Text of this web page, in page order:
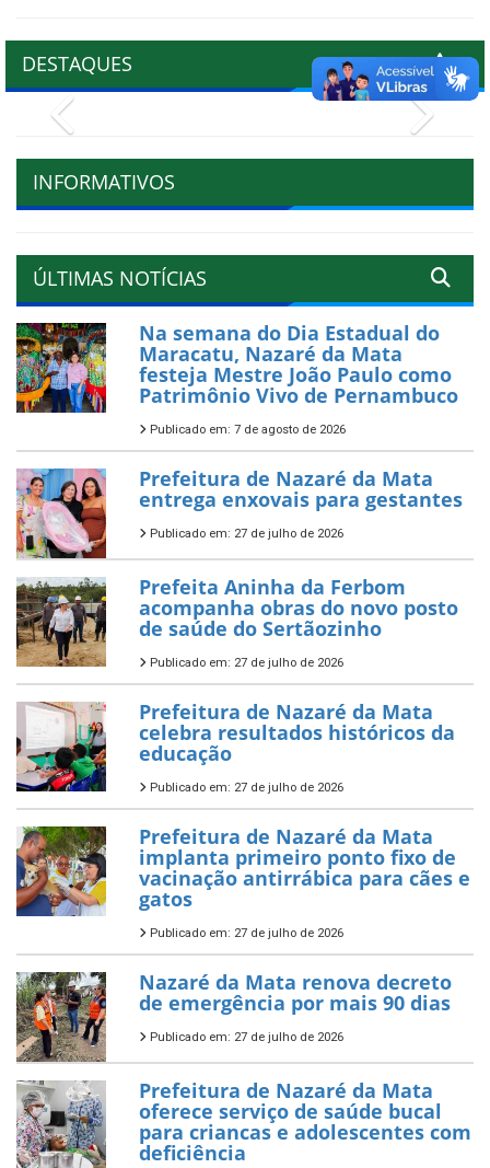
DESTAQUES
Next
INFORMATIVOS
ÚLTIMAS NOTÍCIAS
Na semana do Dia Estadual do
Maracatu, Nazaré da Mata
festeja Mestre João Paulo como
Patrimônio Vivo de Pernambuco
Publicado em: 7 de agosto de 2026
Prefeitura de Nazaré da Mata
entrega enxovais para gestantes
Publicado em: 27 de julho de 2026
Prefeita Aninha da Ferbom
acompanha obras do novo posto
de saúde do Sertãozinho
Publicado em: 27 de julho de 2026
Prefeitura de Nazaré da Mata
celebra resultados históricos da
educação
Publicado em: 27 de julho de 2026
Prefeitura de Nazaré da Mata
implanta primeiro ponto fixo de
vacinação antirrábica para cães e
gatos
Publicado em: 27 de julho de 2026
Nazaré da Mata renova decreto
de emergência por mais 90 dias
Publicado em: 27 de julho de 2026
Prefeitura de Nazaré da Mata
oferece serviço de saúde bucal
para criancas e adolescentes com
deficiência